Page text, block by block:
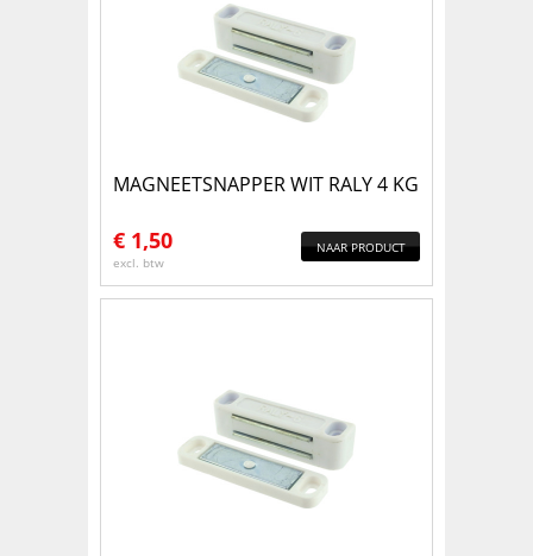
MAGNEETSNAPPER WIT RALY 4 KG
€ 1,50
excl. btw
NAAR PRODUCT